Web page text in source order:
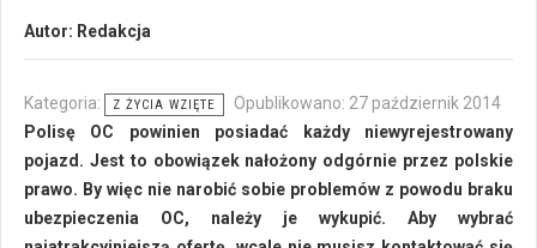
Autor: Redakcja
Kategoria: Z ŻYCIA WZIĘTE
Opublikowano: 27 październik 2014
Polisę OC powinien posiadać każdy niewyrejestrowany
pojazd. Jest to obowiązek nałożony odgórnie przez polskie
prawo. By więc nie narobić sobie problemów z powodu braku
ubezpieczenia OC, należy je wykupić. Aby wybrać